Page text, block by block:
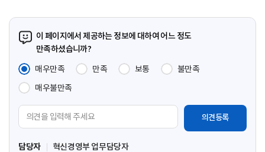
이 페이지에서 제공하는 정보에 대하여 어느 정도
만족하셨습니까?
매우만족
만족 보통
불만족
매우불만족
견
입
담당자 혁신경영부 업무담당자